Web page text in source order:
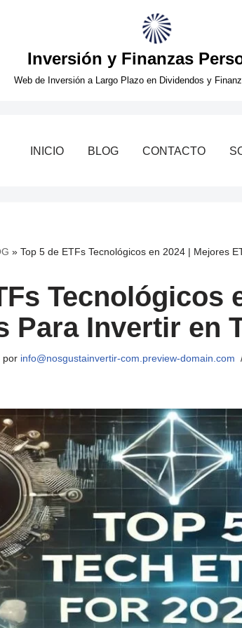
Inversión y Finanzas
Web de Inversión a Largo Plazo en Dividendos y
INICIO BLOG CONTACTO
» Top 5 de ETFs Tecnológicos en 2024 | Mejores
Tecnológicos
Para Invertir en
por info@nosgustainvertir-com.preview-domain.com